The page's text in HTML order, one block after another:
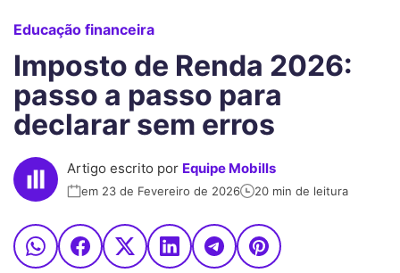
Educação financeira
Imposto de Renda 2026:
passo a passo para
declarar sem erros
Artigo escrito por Equipe Mobills
em 23 de Fevereiro de 2026 20 min de leitura